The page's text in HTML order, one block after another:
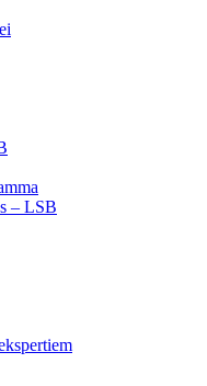
– LSB